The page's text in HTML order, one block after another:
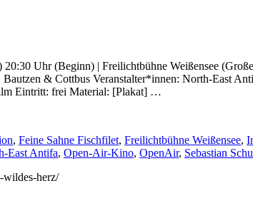
Uhr (Beginn) | Freilichtbühne Weißensee
& Cottbus Veranstalter*innen: North-East
Eintritt: frei Material: [Plakat] …
, Feine Sahne Fischfilet, Freilichtbühne Weißensee,
East Antifa, Open-Air-Kino, OpenAir, Sebastian
wildes-herz/